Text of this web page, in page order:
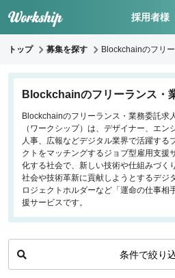
採用者様
トップ 募集を探す Blockchainのフリ
Blockchainのフリーランス・
Blockchainのフリーランス・業務委託求
（ワークシップ）は、デザイナー、エン
人事、広報などデジタル業界で活躍する
クトをマッチングするジョブ型雇用支援
化する社会で、新しい技術や仕組みづく
社会や技術革新に貢献しようとするデジ
ロジェクトホルダーなど「運命の仕事相
援サービスです。
条件で絞り
キーワードで探す
職種
フロントエンドエンジニア
バックエンドエンジニア
インフラエンジニア
iOS/Androidアプリエンジニア
データサイエンティスト